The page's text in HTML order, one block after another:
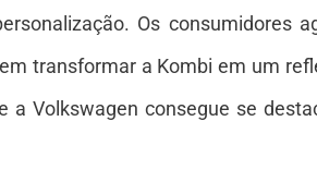
Os consumidores
transformar a Kombi em um
Volkswagen consegue se